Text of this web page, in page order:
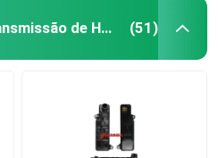
Filtro de líquido da transmissão de Honda (51)